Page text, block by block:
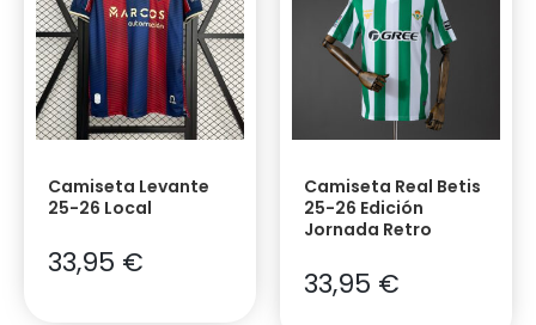
Camiseta Levante
25-26 Local
33,95 €
Camiseta Real Betis
25-26 Edición
Jornada Retro
33,95 €